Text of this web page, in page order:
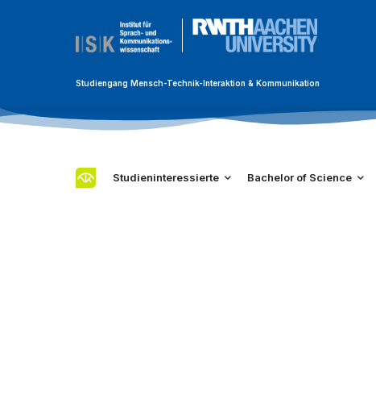
Studiengang Mensch-Technik-Interaktion & Kommunikation
Studieninteressierte Bachelor of Science